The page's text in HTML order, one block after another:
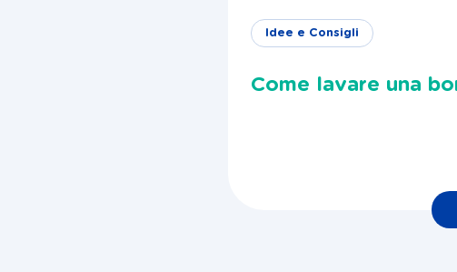
Idee e Consigli
Come lavare una